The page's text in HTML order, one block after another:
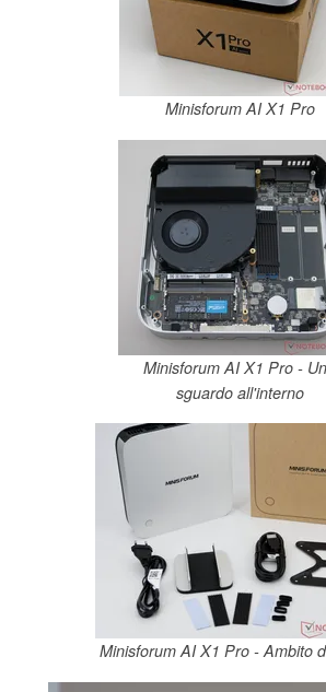
Minisforum AI X1 Pro
Minisforum AI X1 Pro -
sguardo all'interno
Minisforum AI X1 Pro - Ambito